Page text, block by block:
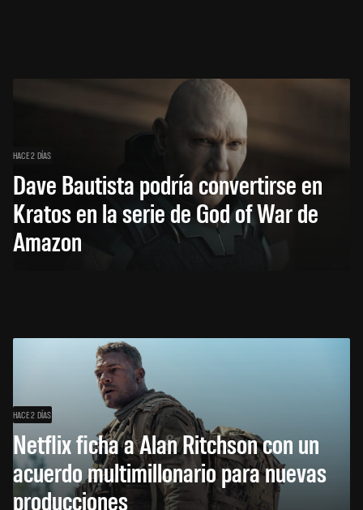
HACE 2 DÍAS
Dave Bautista podría convertirse en
Kratos en la serie de God of War de
Amazon
HACE 2 DÍAS
Netflix ficha a Alan Ritchson con un
acuerdo multimillonario para nuevas
producciones